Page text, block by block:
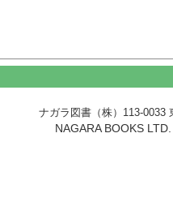
ナガラ図書（株）113-
NAGARA BOOKS